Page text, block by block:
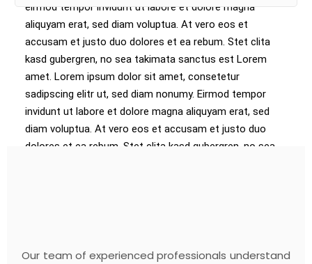
eirmod tempor invidunt ut labore et dolore magna
aliquyam erat, sed diam voluptua. At vero eos et
accusam et justo duo dolores et ea rebum. Stet clita
kasd gubergren, no sea takimata sanctus est Lorem
amet. Lorem ipsum dolor sit amet, consetetur
sadipscing elitr ut, sed diam nonumy. Eirmod tempor
invidunt ut labore et dolore magna aliquyam erat, sed
diam voluptua. At vero eos et accusam et justo duo
dolores et ea rebum. Stet clita kasd gubergren, no sea
Share: Facebook Pinterest
Our team of experienced professionals understand